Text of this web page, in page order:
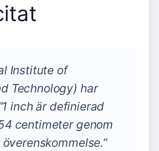
Institute of
Technology) har
inch är definierad
centimeter genom